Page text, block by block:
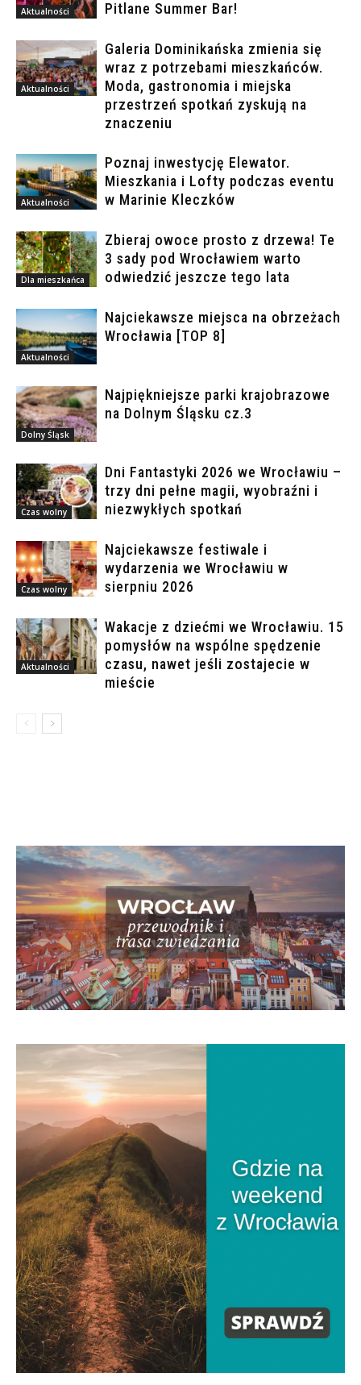
Aktualności Pitlane Summer Bar!
Aktualności
Galeria Dominikańska zmienia się
wraz z potrzebami mieszkańców.
Moda, gastronomia i miejska
przestrzeń spotkań zyskują na
znaczeniu
Aktualności
Poznaj inwestycję Elewator.
Mieszkania i Lofty podczas eventu
w Marinie Kleczków
Dla mieszkańca
Zbieraj owoce prosto z drzewa! Te
3 sady pod Wrocławiem warto
odwiedzić jeszcze tego lata
Aktualności
Najciekawsze miejsca na obrzeżach
Wrocławia [TOP 8]
Dolny Śląsk
Najpiękniejsze parki krajobrazowe
na Dolnym Śląsku cz.3
Czas wolny
Dni Fantastyki 2026 we Wrocławiu –
trzy dni pełne magii, wyobraźni i
niezwykłych spotkań
Czas wolny
Najciekawsze festiwale i
wydarzenia we Wrocławiu w
sierpniu 2026
Aktualności
Wakacje z dziećmi we Wrocławiu. 15
pomysłów na wspólne spędzenie
czasu, nawet jeśli zostajecie w
mieście